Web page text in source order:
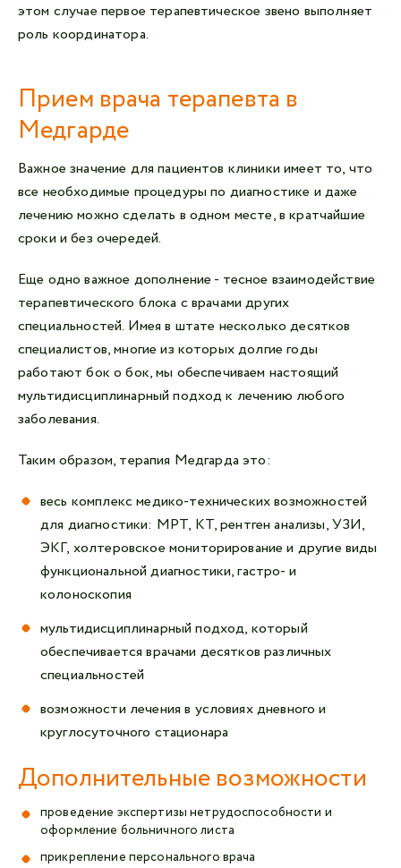
этом случае первое терапевтическое звено выполняет
роль координатора.
Прием врача терапевта в
Медгарде
Важное значение для пациентов клиники имеет то, что
все необходимые процедуры по диагностике и даже
лечению можно сделать в одном месте, в кратчайшие
сроки и без очередей.
Еще одно важное дополнение - тесное взаимодействие
терапевтического блока с врачами других
специальностей. Имея в штате несколько десятков
специалистов, многие из которых долгие годы
работают бок о бок, мы обеспечиваем настоящий
мультидисциплинарный подход к лечению любого
заболевания.
Таким образом, терапия Медгарда это:
весь комплекс медико-технических возможностей
для диагностики: МРТ, КТ, рентген анализы, УЗИ,
ЭКГ, холтеровское мониторирование и другие виды
функциональной диагностики, гастро- и
колоноскопия
мультидисциплинарный подход, который
обеспечивается врачами десятков различных
специальностей
возможности лечения в условиях дневного и
круглосуточного стационара
Дополнительные возможности
проведение экспертизы нетрудоспособности и
оформление больничного листа
прикрепление персонального врача